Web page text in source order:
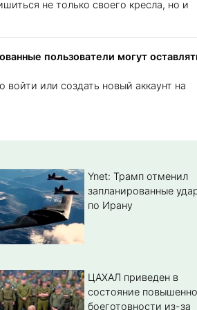
не только своего кресла, но и
пользователи могут
или создать новый аккаунт на
Ynet: Трамп отменил
запланированные
по Ирану
ЦАХАЛ приведен в
состояние
боеготовности из-за